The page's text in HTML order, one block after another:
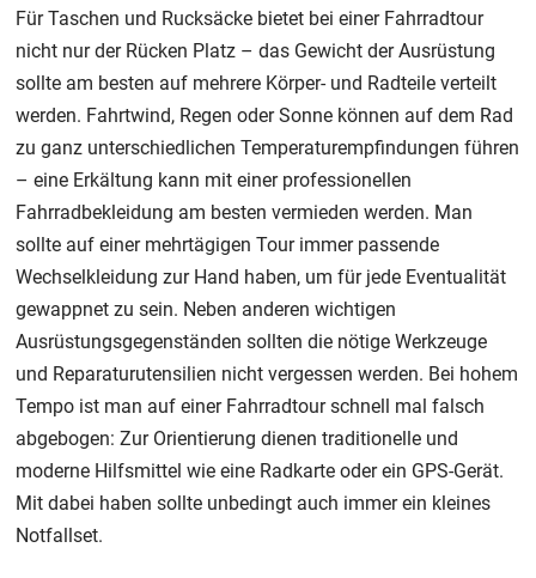
Für Taschen und Rucksäcke bietet bei einer Fahrradtour
nicht nur der Rücken Platz – das Gewicht der Ausrüstung
sollte am besten auf mehrere Körper- und Radteile verteilt
werden. Fahrtwind, Regen oder Sonne können auf dem Rad
zu ganz unterschiedlichen Temperaturempfindungen führen
– eine Erkältung kann mit einer professionellen
Fahrradbekleidung am besten vermieden werden. Man
sollte auf einer mehrtägigen Tour immer passende
Wechselkleidung zur Hand haben, um für jede Eventualität
gewappnet zu sein. Neben anderen wichtigen
Ausrüstungsgegenständen sollten die nötige Werkzeuge
und Reparaturutensilien nicht vergessen werden. Bei hohem
Tempo ist man auf einer Fahrradtour schnell mal falsch
abgebogen: Zur Orientierung dienen traditionelle und
moderne Hilfsmittel wie eine Radkarte oder ein GPS-Gerät.
Mit dabei haben sollte unbedingt auch immer ein kleines
Notfallset.